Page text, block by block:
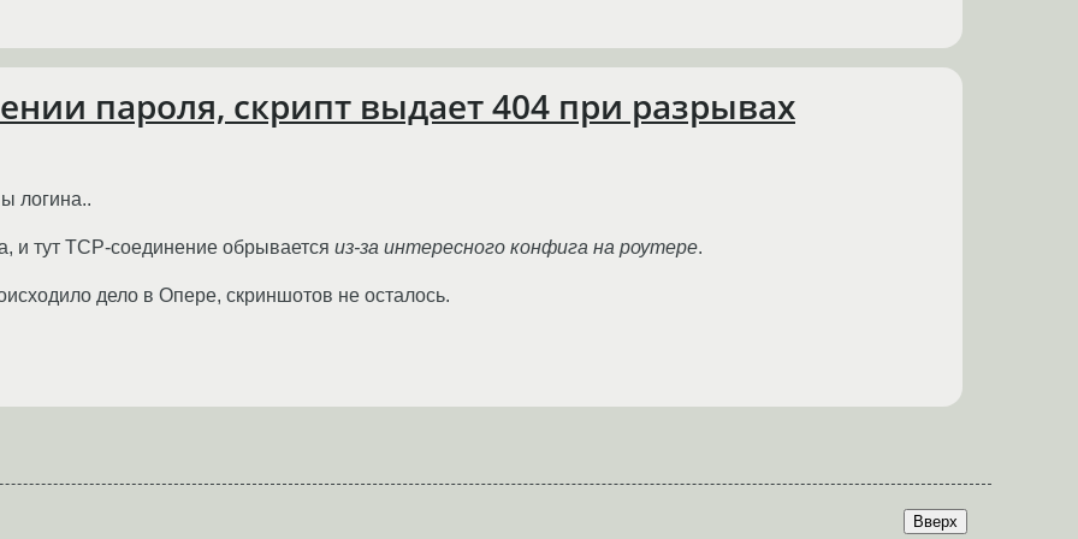
пароля, скрипт выдает 404 при разрывах
логина..
и тут TCP-соединение обрывается из-за интересного конфига на роутере.
дело в Опере, скриншотов не осталось.
Вверх